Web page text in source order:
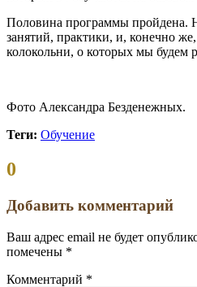
Половина программы пройдена.
занятий, практики, и, конечно
колокольни, о которых мы будем
Фото Александра Безденежных.
Теги: Обучение
Комментариев:
0
Добавить комментарий
Ваш адрес email не будет
помечены *
Комментарий *